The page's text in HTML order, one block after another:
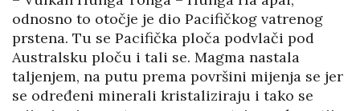
odnosno to otočje je dio Pacifičkog vatrenog
prstena. Tu se Pacifička ploča podvlači pod
Australsku ploču i tali se. Magma nastala
taljenjem, na putu prema površini mijenja se jer
se određeni minerali kristaliziraju i tako se